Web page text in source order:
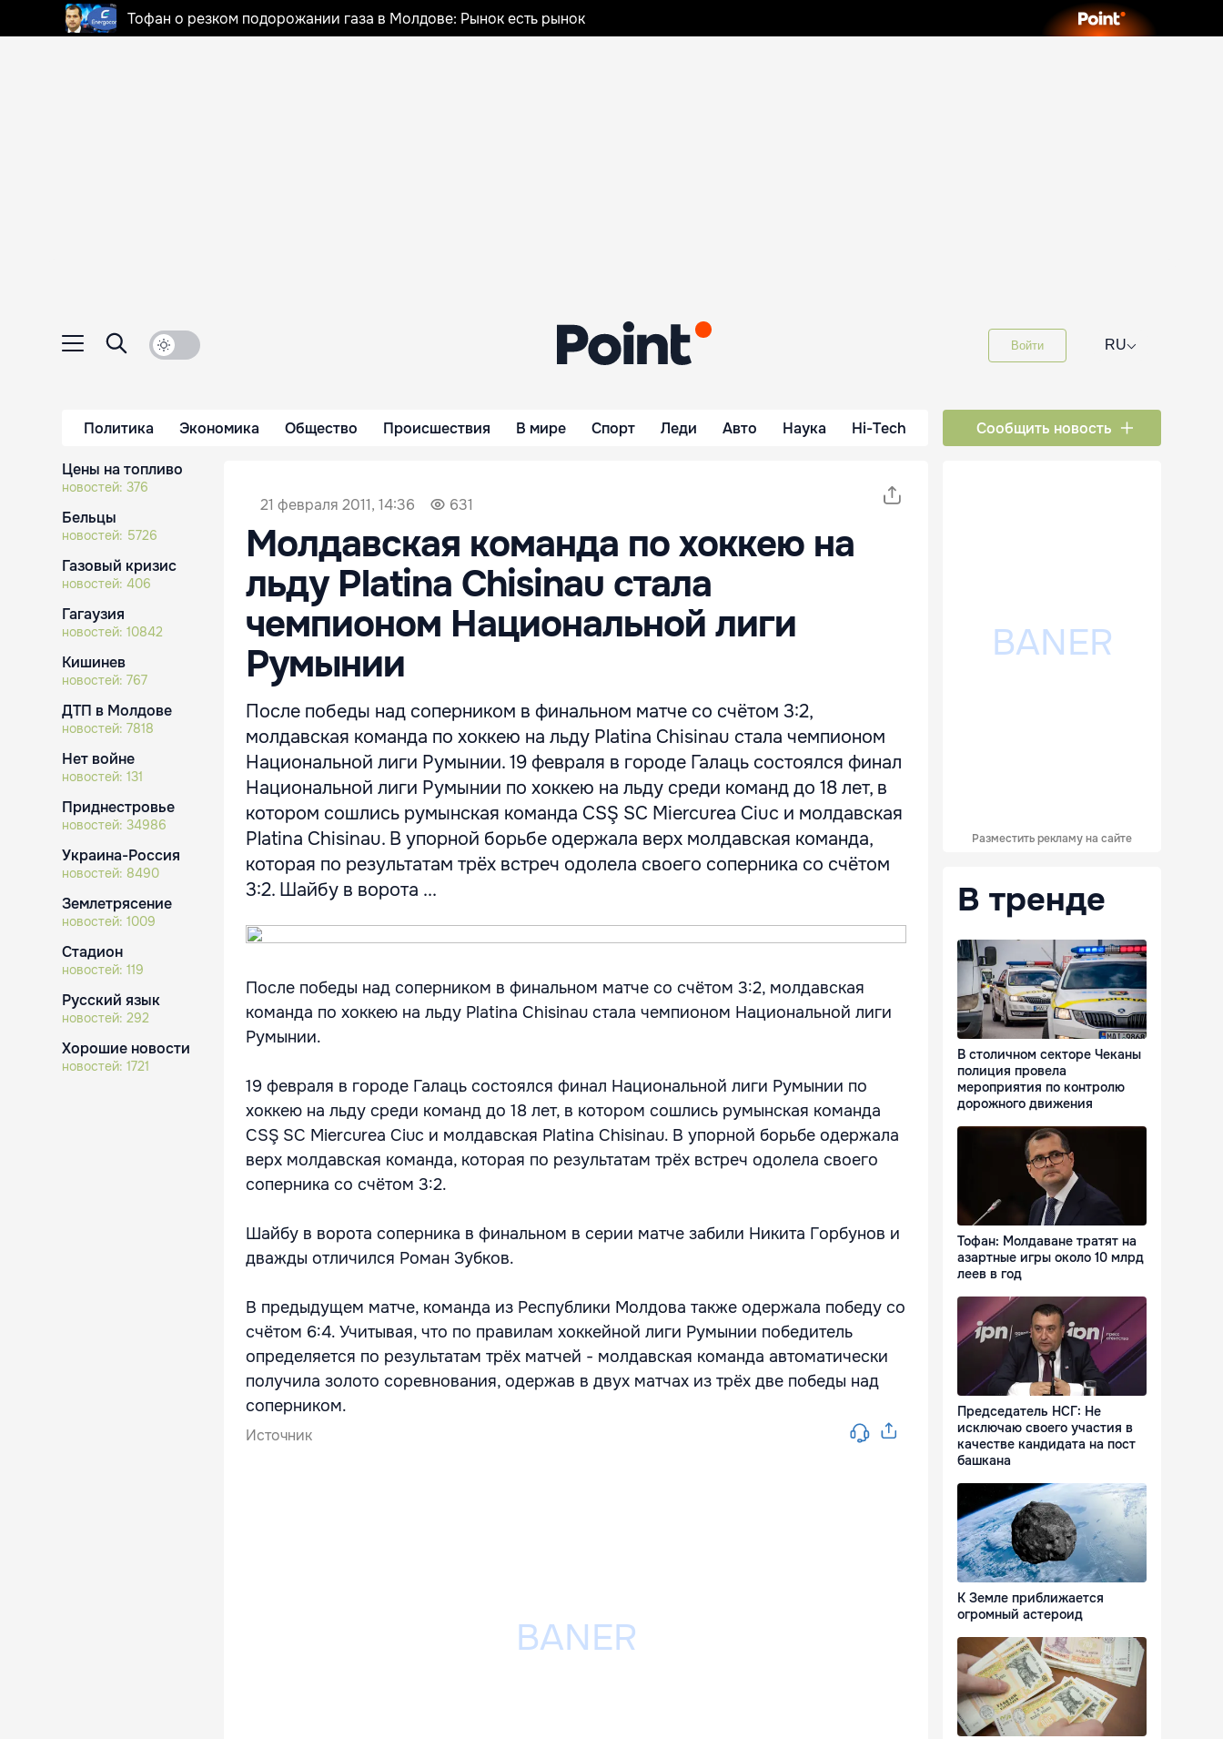
Тофан о резком подорожании газа в Молдове: Рынок есть рынок
Войти RU⌵
Политика Экономика Общество Происшествия В мире Спорт Леди Авто Наука Hi-Tech Сообщить новость
Цены на топливо
новостей: 376
Бельцы
новостей: 5726
Газовый кризис
новостей: 406
Гагаузия
новостей: 10842
Кишинев
новостей: 767
ДТП в Молдове
новостей: 7818
Нет войне
новостей: 131
Приднестровье
новостей: 34986
Украина-Россия
новостей: 8490
Землетрясение
новостей: 1009
Стадион
новостей: 119
Русский язык
новостей: 292
Хорошие новости
новостей: 1721
21 февраля 2011, 14:36 631
Молдавская команда по хоккею на
льду Platina Chisinau стала
чемпионом Национальной лиги
Румынии
После победы над соперником в финальном матче со счётом 3:2,
молдавская команда по хоккею на льду Platina Chisinau стала чемпионом
Национальной лиги Румынии. 19 февраля в городе Галаць состоялся финал
Национальной лиги Румынии по хоккею на льду среди команд до 18 лет, в
котором сошлись румынская команда CSŞ SC Miercurea Ciuc и молдавская
Platina Chisinau. В упорной борьбе одержала верх молдавская команда,
которая по результатам трёх встреч одолела своего соперника со счётом
3:2. Шайбу в ворота ...
После победы над соперником в финальном матче со счётом 3:2, молдавская
команда по хоккею на льду Platina Chisinau стала чемпионом Национальной лиги
Румынии.
19 февраля в городе Галаць состоялся финал Национальной лиги Румынии по
хоккею на льду среди команд до 18 лет, в котором сошлись румынская команда
CSŞ SC Miercurea Ciuc и молдавская Platina Chisinau. В упорной борьбе одержала
верх молдавская команда, которая по результатам трёх встреч одолела своего
соперника со счётом 3:2.
Шайбу в ворота соперника в финальном в серии матче забили Никита Горбунов и
дважды отличился Роман Зубков.
В предыдущем матче, команда из Республики Молдова также одержала победу со
счётом 6:4. Учитывая, что по правилам хоккейной лиги Румынии победитель
определяется по результатам трёх матчей - молдавская команда автоматически
получила золото соревнования, одержав в двух матчах из трёх две победы над
соперником.
Источник
Разместить рекламу на сайте
В тренде
В столичном секторе Чеканы
полиция провела
мероприятия по контролю
дорожного движения
Тофан: Молдаване тратят на
азартные игры около 10 млрд
леев в год
Председатель НСГ: Не
исключаю своего участия в
качестве кандидата на пост
башкана
К Земле приближается
огромный астероид